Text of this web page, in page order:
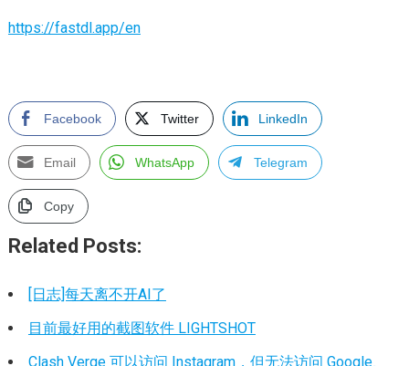
https://fastdl.app/en
Facebook Twitter LinkedIn
Email WhatsApp Telegram
Copy
Related Posts:
[日志]每天离不开AI了
目前最好用的截图软件 LIGHTSHOT
Clash Verge 可以访问 Instagram，但无法访问 Google、